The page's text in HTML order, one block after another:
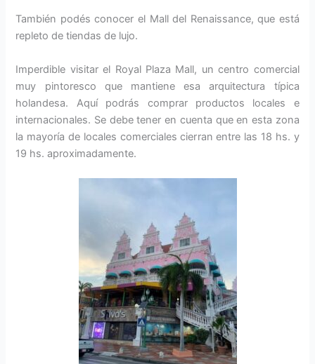
También podés conocer el Mall del Renaissance, que está
repleto de tiendas de lujo.
Imperdible visitar el Royal Plaza Mall, un centro comercial
muy pintoresco que mantiene esa arquitectura típica
holandesa. Aquí podrás comprar productos locales e
internacionales. Se debe tener en cuenta que en esta zona
la mayoría de locales comerciales cierran entre las 18 hs. y
19 hs. aproximadamente.